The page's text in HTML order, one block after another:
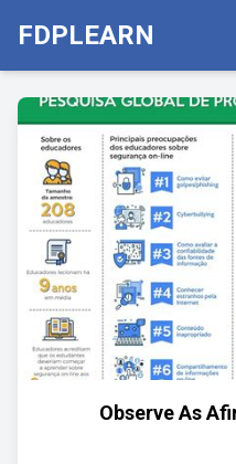
FDPLEARN
Observe As